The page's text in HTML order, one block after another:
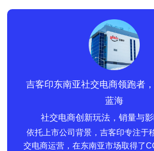
吉客印东南亚社交电商领跑者
蓝海
社交电商创新玩法，销量与
依托上市公司背景，吉客印专注于
交电商运营，在东南亚市场取得了